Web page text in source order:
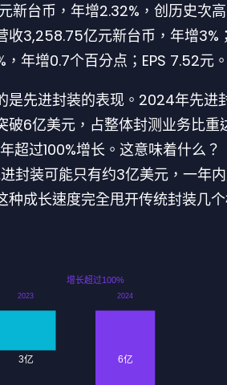
新台币，年增2.32%，创历史次
收3,258.75亿元新台币，年增3%
，年增0.7个百分点；EPS 7.52元
是先进封装的表现。2024年先进
破6亿美元，占整体封测业务比重
超过100%增长。这意味着什么？
封装可能只有约3亿美元，一年
种成长速度完全甩开传统封装几
3亿 6亿
2023 2024
增长超过100%